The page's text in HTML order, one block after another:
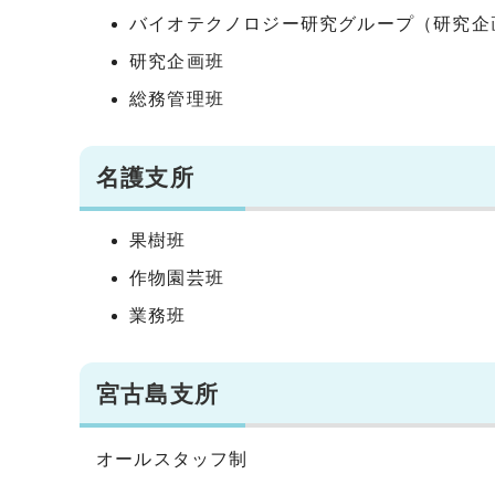
バイオテクノロジー研究グループ（研究企
研究企画班
総務管理班
名護支所
果樹班
作物園芸班
業務班
宮古島支所
オールスタッフ制